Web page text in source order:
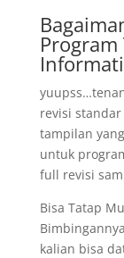
revisi
tampilan
untuk
full revisi
Bisa Tatap
kalian bisa